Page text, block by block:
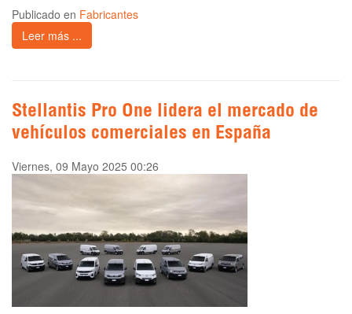
Publicado en Fabricantes
Leer más ...
Stellantis Pro One lidera el mercado de
vehículos comerciales en España
Viernes, 09 Mayo 2025 00:26